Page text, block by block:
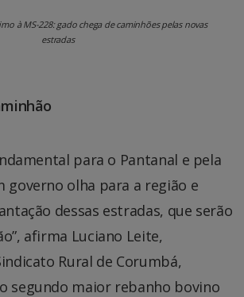
à MS-228: gado chega de caminhões pelas novas
estradas
para o Pantanal e pela
governo olha para a região e
dessas estradas, que serão
afirma Luciano Leite,
Rural de Corumbá,
segundo maior rebanho bovino